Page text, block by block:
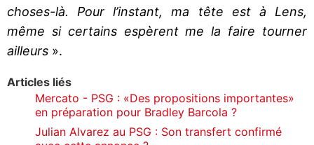
choses-là. Pour l’instant, ma tête est à Lens,
même si certains espèrent me la faire tourner
ailleurs ».
Articles liés
Mercato - PSG : «Des propositions importantes»
en préparation pour Bradley Barcola ?
Julian Alvarez au PSG : Son transfert confirmé